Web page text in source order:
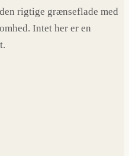
rigtige grænseflade med
Intet her er en